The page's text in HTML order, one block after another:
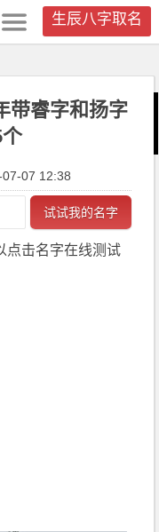
生辰八字取名
带睿字和扬字
07 12:38
试试我的名字
点击名字在线测试